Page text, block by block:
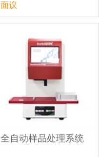
面议
全自动样品处理系统